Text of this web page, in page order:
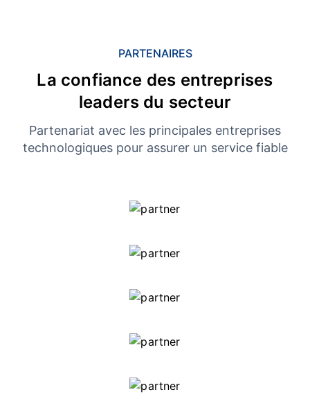
PARTENAIRES
La confiance des entreprises
leaders du secteur
Partenariat avec les principales entreprises
technologiques pour assurer un service fiable